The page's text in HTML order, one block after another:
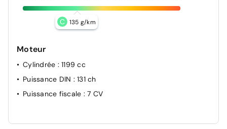
C 135 g/km
Moteur
Cylindrée : 1199 cc
Puissance DIN : 131 ch
Puissance fiscale : 7 CV